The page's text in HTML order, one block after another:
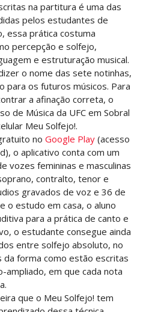
na partitura é uma das
pelos estudantes de
essa prática costuma
percepção e solfejo,
e estruturação musical.
o nome das sete notinhas,
para os futuros músicos. Para
a afinação correta, o
de Música da UFC em Sobral
Meu Solfejo!.
no Google Play(acesso
o aplicativo conta com um
vozes femininas e masculinas
contralto, tenor e
gravados de voz e 36 de
o estudo em casa, o aluno
para a prática de canto e
o estudante consegue ainda
entre solfejo absoluto, no
da forma como estão escritas
em que cada nota
que o Meu Solfejo! tem